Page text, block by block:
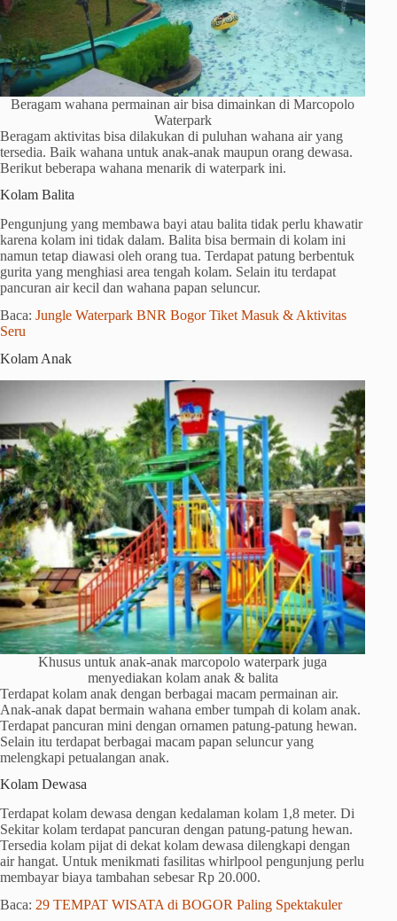
Beragam wahana permainan air bisa dimainkan di Marcopolo
Waterpark
Beragam aktivitas bisa dilakukan di puluhan wahana air yang
tersedia. Baik wahana untuk anak-anak maupun orang dewasa.
Berikut beberapa wahana menarik di waterpark ini.
Kolam Balita
Pengunjung yang membawa bayi atau balita tidak perlu khawatir
karena kolam ini tidak dalam. Balita bisa bermain di kolam ini
namun tetap diawasi oleh orang tua. Terdapat patung berbentuk
gurita yang menghiasi area tengah kolam. Selain itu terdapat
pancuran air kecil dan wahana papan seluncur.
Baca: Jungle Waterpark BNR Bogor Tiket Masuk & Aktivitas
Seru
Kolam Anak
Khusus untuk anak-anak marcopolo waterpark juga
menyediakan kolam anak & balita
Terdapat kolam anak dengan berbagai macam permainan air.
Anak-anak dapat bermain wahana ember tumpah di kolam anak.
Terdapat pancuran mini dengan ornamen patung-patung hewan.
Selain itu terdapat berbagai macam papan seluncur yang
melengkapi petualangan anak.
Kolam Dewasa
Terdapat kolam dewasa dengan kedalaman kolam 1,8 meter. Di
Sekitar kolam terdapat pancuran dengan patung-patung hewan.
Tersedia kolam pijat di dekat kolam dewasa dilengkapi dengan
air hangat. Untuk menikmati fasilitas whirlpool pengunjung perlu
membayar biaya tambahan sebesar Rp 20.000.
Baca: 29 TEMPAT WISATA di BOGOR Paling Spektakuler